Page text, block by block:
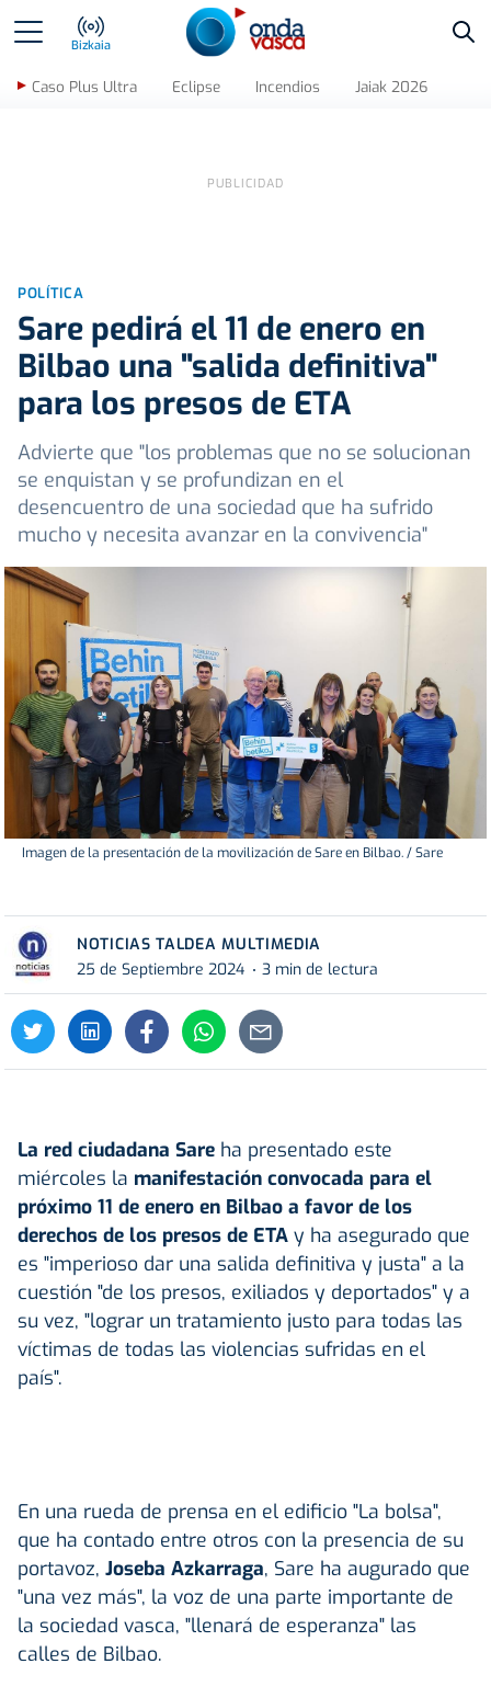
Bizkaia
Caso Plus Ultra Eclipse Incendios Jaiak 2026
POLÍTICA
Sare pedirá el 11 de enero en
Bilbao una "salida definitiva"
para los presos de ETA
Advierte que "los problemas que no se solucionan
se enquistan y se profundizan en el
desencuentro de una sociedad que ha sufrido
mucho y necesita avanzar en la convivencia"
Imagen de la presentación de la movilización de Sare en Bilbao. / Sare
NOTICIAS TALDEA MULTIMEDIA
25 de Septiembre 2024
3 min de lectura
La red ciudadana Sare ha presentado este
miércoles la manifestación convocada para el
próximo 11 de enero en Bilbao a favor de los
derechos de los presos de ETA y ha asegurado que
es "imperioso dar una salida definitiva y justa" a la
cuestión "de los presos, exiliados y deportados" y a
su vez, "lograr un tratamiento justo para todas las
víctimas de todas las violencias sufridas en el
país".
En una rueda de prensa en el edificio "La bolsa",
que ha contado entre otros con la presencia de su
portavoz, Joseba Azkarraga, Sare ha augurado que
"una vez más", la voz de una parte importante de
la sociedad vasca, "llenará de esperanza" las
calles de Bilbao.